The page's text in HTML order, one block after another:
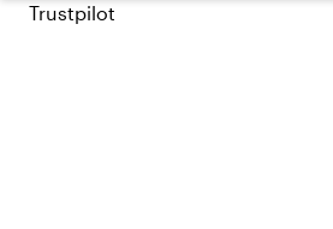
Trustpilot